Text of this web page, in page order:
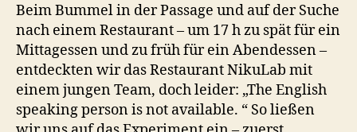
Beim Bummel in der Passage und auf der Suche
nach einem Restaurant – um 17 h zu spät für ein
Mittagessen und zu früh für ein Abendessen –
entdeckten wir das Restaurant NikuLab mit
einem jungen Team, doch leider: „The English
speaking person is not available. “ So ließen